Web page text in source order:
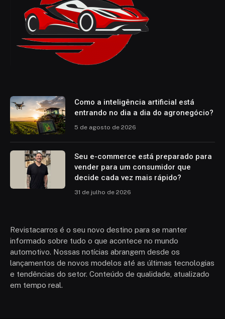
Como a inteligência artificial está
entrando no dia a dia do agronegócio?
5 de agosto de 2026
Seu e-commerce está preparado para
vender para um consumidor que
decide cada vez mais rápido?
31 de julho de 2026
Revistacarros é o seu novo destino para se manter
informado sobre tudo o que acontece no mundo
automotivo. Nossas notícias abrangem desde os
lançamentos de novos modelos até as últimas tecnologias
e tendências do setor. Conteúdo de qualidade, atualizado
em tempo real.